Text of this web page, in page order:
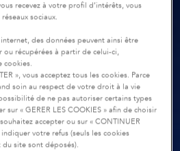
recevez à votre profil d’intérêts, vous
sociaux.
des données peuvent ainsi être
ou récupérées à partir de celui-ci,
cookies.
», vous acceptez tous les cookies. Parce
soin au respect de votre droit à la vie
de ne pas autoriser certains types
sur « GERER LES COOKIES » afin de choisir
accepter ou sur « CONTINUER
votre refus (seuls les cookies
du site sont déposés).